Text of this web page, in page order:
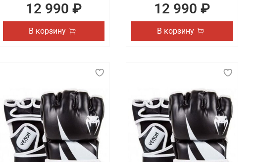
12 990 ₽
В корзину
12 990 ₽
В корзину